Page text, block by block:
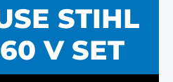
STIHL
V SET